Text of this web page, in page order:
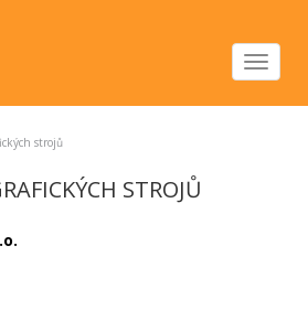
Toggle
strojů
STROJŮ